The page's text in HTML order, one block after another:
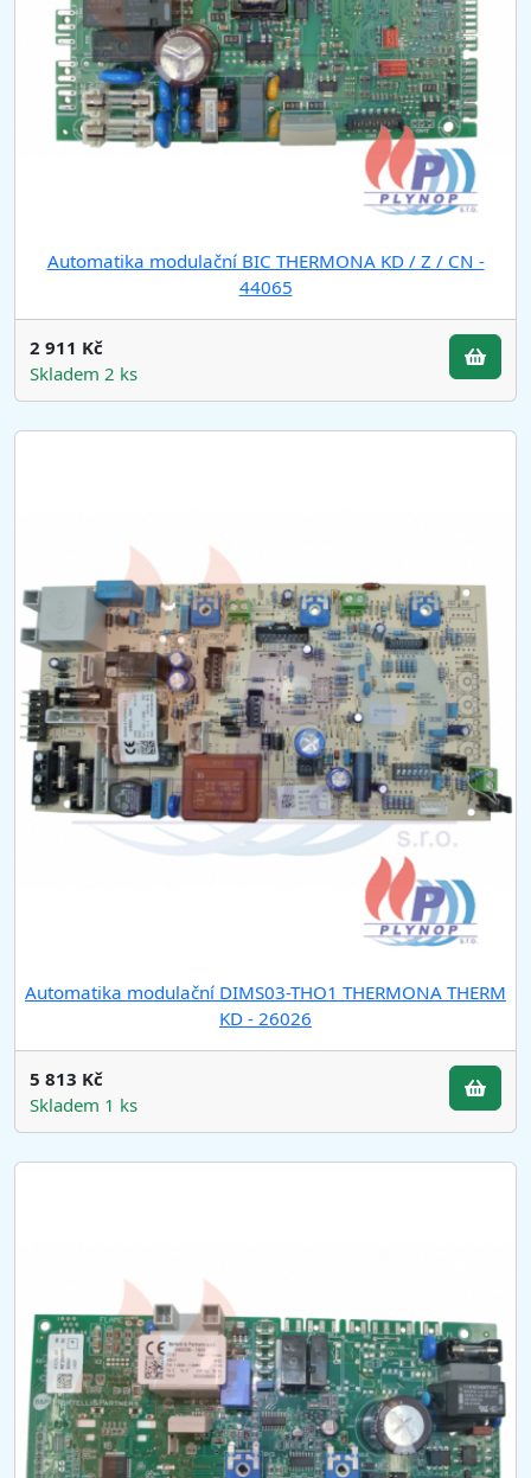
Automatika modulační BIC THERMONA KD / Z / CN -
44065
2 911 Kč
Skladem 2 ks
Automatika modulační DIMS03-THO1 THERMONA THERM
KD - 26026
5 813 Kč
Skladem 1 ks